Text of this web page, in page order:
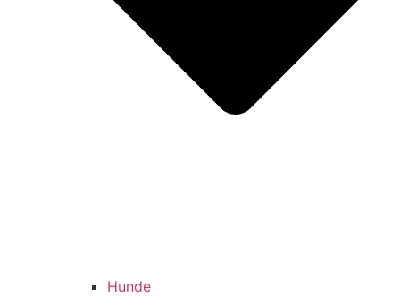
Hunde